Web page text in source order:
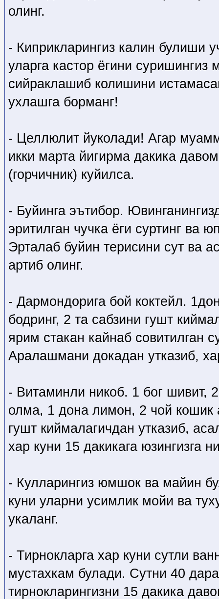
олинг.
- Киприкларингиз калин булиши
уларга кастор ёгини суришингиз
сийраклашиб колишини
ухлашга борманг!
- Целлюлит йуколади! Агар
икки марта йигирма дакика
(горчичник) куйилса.
- Буйинга эътибор.
эритилган чучка ёги суртинг ва
Эрталаб буйин терисини сут ва
артиб олинг.
- Дармондорига бой коктейл.
бодринг, 2 та сабзини гушт
ярим стакан кайнаб совитилган
Аралашмани докадан утказиб,
- Витаминли никоб. 1 бог шивит,
олма, 1 дона лимон, 2 чой кошик
гушт киймалагичдан утказиб,
хар куни 15 дакикага юзингизга
- Кулларингиз юмшок ва майин
куни уларни усимлик мойи ва
укаланг.
- Тирнокларга хар куни сутли
мустахкам булади. Сутни 40
тирнокларингизни 15 дакика